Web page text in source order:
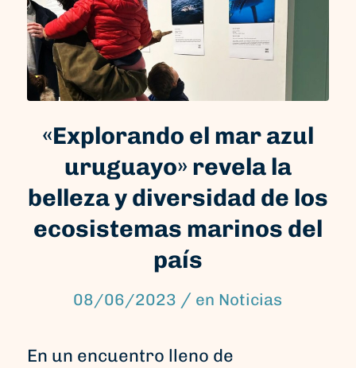
«Explorando el mar azul
uruguayo» revela la
belleza y diversidad de los
ecosistemas marinos del
país
08/06/2023 / en Noticias
En un encuentro lleno de